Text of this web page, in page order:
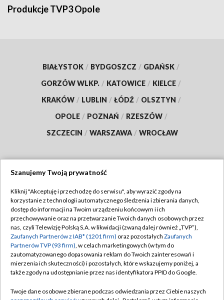
Produkcje TVP3 Opole
BIAŁYSTOK / BYDGOSZCZ / GDAŃSK /
GORZÓW WLKP. / KATOWICE / KIELCE /
KRAKÓW / LUBLIN / ŁÓDŹ / OLSZTYN /
OPOLE / POZNAŃ / RZESZÓW /
SZCZECIN / WARSZAWA / WROCŁAW
TVP
Abonament TVP
Emisja w TVP
Centrum informacji TVP
Naziemna Telewizja Cyfrowa
Regulamin TVP
Polityka prywatności
Moje zgody
Pomoc
Szanujemy Twoją prywatność
Kliknij "Akceptuję i przechodzę do serwisu", aby wyrazić zgody na
korzystanie z technologii automatycznego śledzenia i zbierania danych,
dostęp do informacji na Twoim urządzeniu końcowym i ich
przechowywanie oraz na przetwarzanie Twoich danych osobowych przez
nas, czyli Telewizję Polską S.A. w likwidacji (zwaną dalej również „TVP”),
Zaufanych Partnerów z IAB* (1201 firm) oraz pozostałych Zaufanych
Partnerów TVP (93 firm), w celach marketingowych (w tym do
zautomatyzowanego dopasowania reklam do Twoich zainteresowań i
mierzenia ich skuteczności) i pozostałych, które wskazujemy poniżej, a
także zgody na udostępnianie przez nas identyfikatora PPID do Google.
Twoje dane osobowe zbierane podczas odwiedzania przez Ciebie naszych